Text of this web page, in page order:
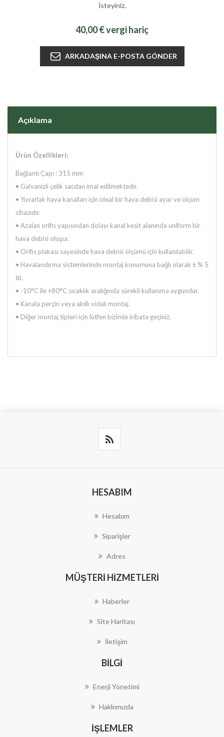
İsteyiniz.
40,00 € vergi hariç
Açıklama
Ürün Özellikleri;
Bağlantı Çapı : 315 mm
• Galvanizli çelik sacdan imal edilmektedir.
• Yuvarlak hava kanalları için ideal bir hava debisi ayar ve ölçüm
cihazıdır.
• Azalan orifis yapısından dolayı kanal kesit alanında uniform bir
hava debisi oluşur.
• Orifis plakası sayesinde hava debisi ölçümü için kullanılabilir.
• Havalandırma sistemlerinde montaj konumuna bağlı olarak ± % 5
tir.
• -10°C ile +80°C sıcaklık aralığında sürekli kullanıma uygundur.
• Kanala perçin veya akıllı vidalı montaj.
• Diğer montaj tipleri için lütfen bizimle iribata geçiniz.
HESABIM
Hesabım
Siparişler
Adres
MÜŞTERI HIZMETLERI
Haberler
Site Haritası
İletişim
BILGI
Enerji Yönetimi
Hakkımızda
İŞLEMLER